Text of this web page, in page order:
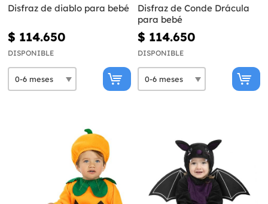
Disfraz de diablo para bebé
$ 114.650
DISPONIBLE
Disfraz de Conde Drácula
para bebé
$ 114.650
DISPONIBLE